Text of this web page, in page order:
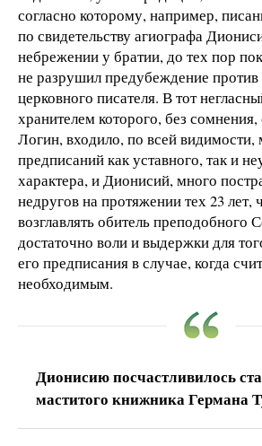
согласно которому, например,
по свидетельству агиографа
небрежении у братии, до тех пор
не разрушил предубеждение против
церковного писателя. В тот
хранителем которого, без сомнения,
Логин, входило, по всей видимости,
предписаний как уставного, так и
характера, и Дионисий, много
недругов на протяжении тех 23 лет,
возглавлять обитель преподобного
достаточно воли и выдержки для
его предписания в случае, когда
необходимым.
Дионисию посчастливилось
маститого книжника Германа